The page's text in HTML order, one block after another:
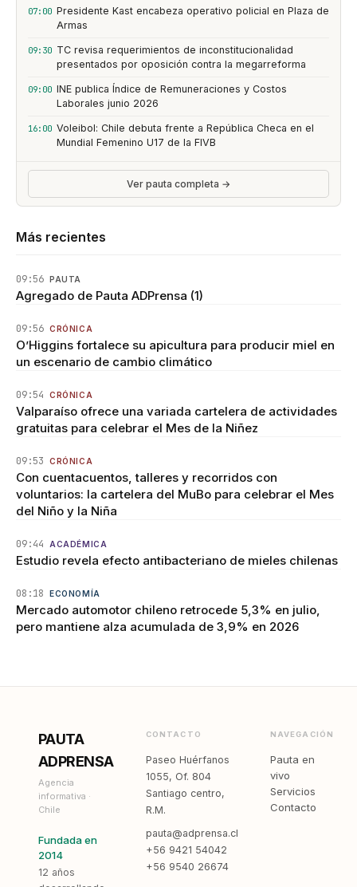
07:00 Presidente Kast encabeza operativo policial en Plaza de
Armas
09:30 TC revisa requerimientos de inconstitucionalidad
presentados por oposición contra la megarreforma
09:00 INE publica Índice de Remuneraciones y Costos
Laborales junio 2026
16:00 Voleibol: Chile debuta frente a República Checa en el
Mundial Femenino U17 de la FIVB
Ver pauta completa →
Más recientes
09:56 PAUTA
Agregado de Pauta ADPrensa (1)
09:56 CRÓNICA
O’Higgins fortalece su apicultura para producir miel en
un escenario de cambio climático
09:54 CRÓNICA
Valparaíso ofrece una variada cartelera de actividades
gratuitas para celebrar el Mes de la Niñez
09:53 CRÓNICA
Con cuentacuentos, talleres y recorridos con
voluntarios: la cartelera del MuBo para celebrar el Mes
del Niño y la Niña
09:44 ACADÉMICA
Estudio revela efecto antibacteriano de mieles chilenas
08:18 ECONOMÍA
Mercado automotor chileno retrocede 5,3% en julio,
pero mantiene alza acumulada de 3,9% en 2026
PAUTA
ADPRENSA
Agencia
informativa ·
Chile
Fundada en
2014
12 años
CONTACTO
Paseo Huérfanos
1055, Of. 804
Santiago centro,
R.M.
pauta@adprensa.cl
+56 9421 54042
+56 9540 26674
NAVEGACIÓN
Pauta en
vivo
Servicios
Contacto